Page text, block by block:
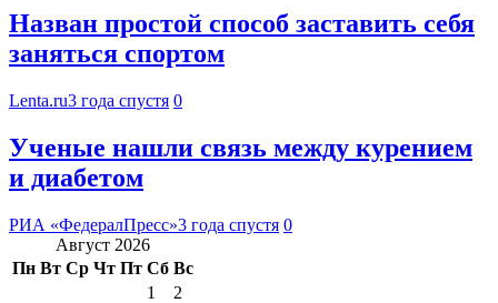
Назван простой способ заставить себя
заняться спортом
Lenta.ru3 года спустя 0
Ученые нашли связь между курением
и диабетом
РИА «ФедералПресс»3 года спустя 0
Август 2026
Пн Вт Ср Чт Пт Сб Вс
1
2